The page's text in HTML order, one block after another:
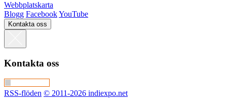
Webbplatskarta
Blogg FacebookYouTube
Kontakta oss
Kontakta oss
RSS-flöden © 2011-2026 indiexpo.net